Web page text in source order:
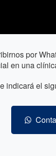
por
en una
indicará el